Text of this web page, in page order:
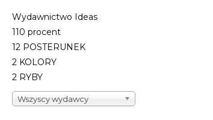
Wydawnictwo Ideas
110 procent
12 POSTERUNEK
2 KOLORY
2 RYBY
Wszyscy wydawcy